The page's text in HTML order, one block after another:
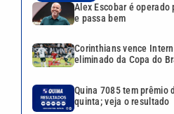
Alex Escobar é
e passa bem
Corinthians vence
eliminado da Copa do
Quina 7085 tem prêmio
quinta; veja o resultado